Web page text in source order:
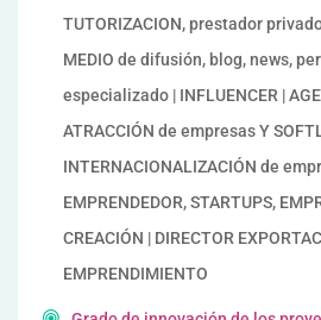
TUTORIZACION, prestador
MEDIO de difusión, blog, news,
especializado | INFLUENCER |
ATRACCIÓN de empresas Y
INTERNACIONALIZACIÓN de
EMPRENDEDOR, STARTUPS,
CREACIÓN | DIRECTOR
EMPRENDIMIENTO